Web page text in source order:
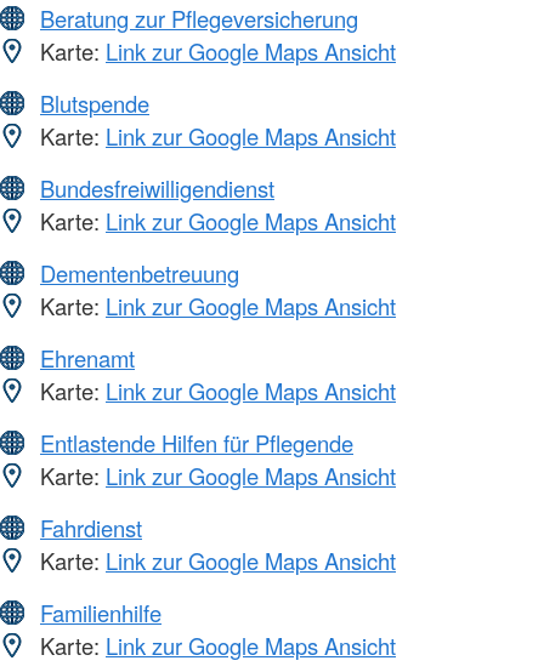
Beratung zur Pflegeversicherung
Karte: Link zur Google Maps Ansicht
Blutspende
Karte: Link zur Google Maps Ansicht
Bundesfreiwilligendienst
Karte: Link zur Google Maps Ansicht
Dementenbetreuung
Karte: Link zur Google Maps Ansicht
Ehrenamt
Karte: Link zur Google Maps Ansicht
Entlastende Hilfen für Pflegende
Karte: Link zur Google Maps Ansicht
Fahrdienst
Karte: Link zur Google Maps Ansicht
Familienhilfe
Karte: Link zur Google Maps Ansicht